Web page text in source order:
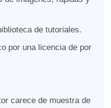
de tutoriales.
por una licencia de por
carece de muestra de